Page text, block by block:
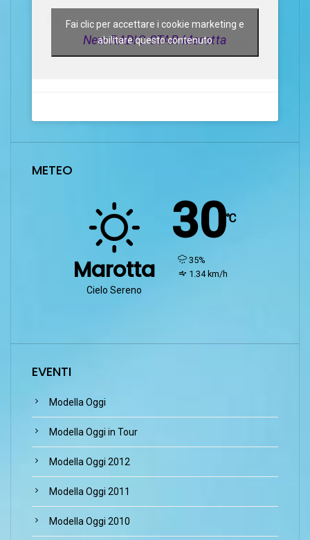
New RADIO STAR Marotta
Fai clic per accettare i cookie marketing e
abilitare questo contenuto
METEO
Marotta
Cielo Sereno
30℃
humidity:
35%
wind:
1.34 km/h
EVENTI
Modella Oggi
Modella Oggi in Tour
Modella Oggi 2012
Modella Oggi 2011
Modella Oggi 2010